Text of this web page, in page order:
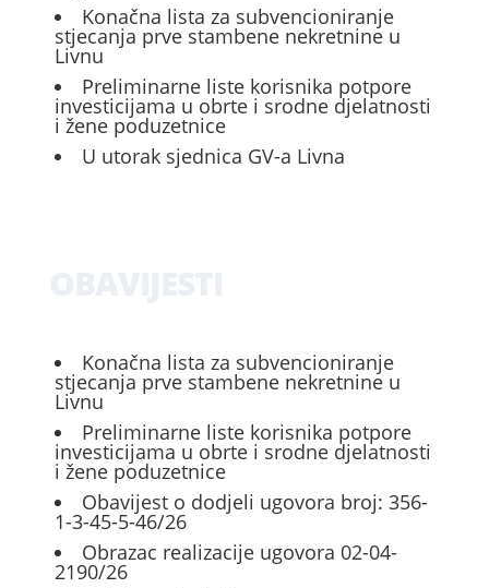
Konačna lista za subvencioniranje
stjecanja prve stambene nekretnine u
Livnu
Preliminarne liste korisnika potpore
investicijama u obrte i srodne djelatnosti
i žene poduzetnice
U utorak sjednica GV-a Livna
Konačna lista za subvencioniranje
stjecanja prve stambene nekretnine u
Livnu
Preliminarne liste korisnika potpore
investicijama u obrte i srodne djelatnosti
i žene poduzetnice
Obavijest o dodjeli ugovora broj: 356-
1-3-45-5-46/26
Obrazac realizacije ugovora 02-04-
2190/26